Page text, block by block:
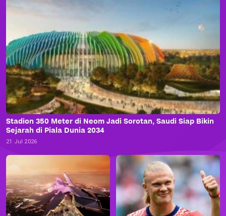
Stadion 350 Meter di Neom Jadi Sorotan, Saudi Siap Bikin
Sejarah di Piala Dunia 2034
21 Jul 2026